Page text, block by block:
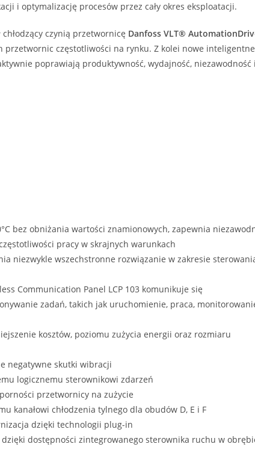
i optymalizację procesów przez cały okres eksploatacji.
czynią przetwornicę Danfoss VLT®
częstotliwości na rynku. Z kolei nowe inteligentne
poprawiają produktywność, wydajność, niezawodność
bez obniżania wartości znamionowych, zapewnia
pracy w skrajnych warunkach
niezwykle wszechstronne rozwiązanie w zakresie
Communication Panel LCP 103 komunikuje się
zadań, takich jak uruchomienie, praca,
kosztów, poziomu zużycia energii oraz rozmiaru
negatywne skutki wibracji
logicznemu sterownikowi zdarzeń
przetwornicy na zużycie
kanałowi chłodzenia tylnego dla obudów D, E i F
dzięki technologii plug-in
dostępności zintegrowanego sterownika ruchu w